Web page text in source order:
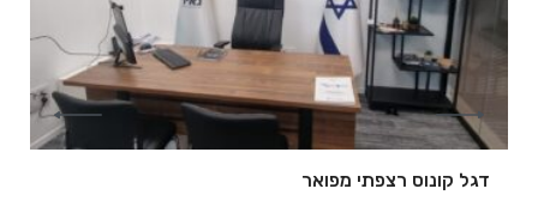
דגל קונוס רצפתי מפואר